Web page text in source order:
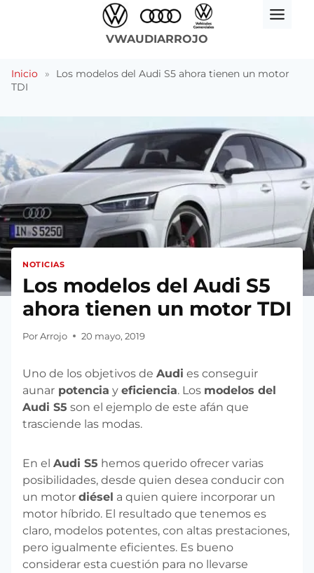
VWAUDIARROJO
Inicio »
Los modelos del Audi S5 ahora tienen un motor
TDI
NOTICIAS
Los modelos del Audi S5
ahora tienen un motor TDI
Por Arrojo 20 mayo, 2019
Uno de los objetivos de Audi es conseguir
aunar potencia y eficiencia. Los modelos del
Audi S5 son el ejemplo de este afán que
trasciende las modas.
En el Audi S5 hemos querido ofrecer varias
posibilidades, desde quien desea conducir con
un motor diésel a quien quiere incorporar un
motor híbrido. El resultado que tenemos es
claro, modelos potentes, con altas prestaciones,
pero igualmente eficientes. Es bueno
considerar esta cuestión para no llevarse